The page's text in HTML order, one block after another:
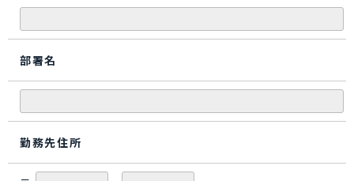
部署名
勤務先住所